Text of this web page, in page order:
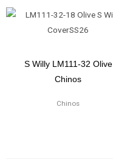
S Willy LM111-32 Olive
Chinos
Chinos